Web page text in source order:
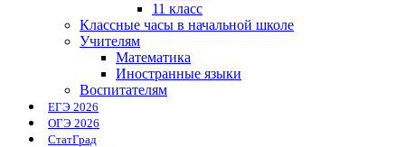
11 класс
Классные часы в начальной школе
Учителям
Математика
Иностранные языки
Воспитателям
ЕГЭ 2026
ОГЭ 2026
СтатГрад